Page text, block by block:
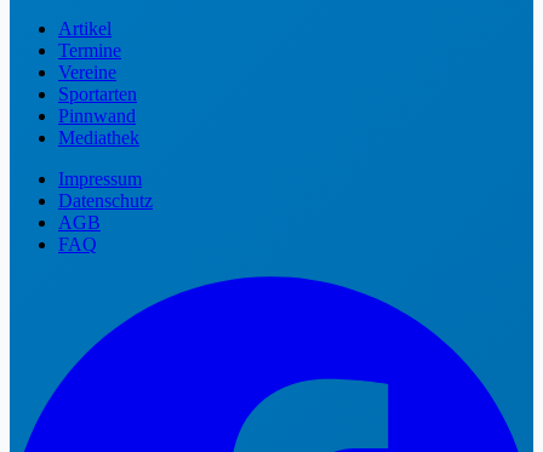
Artikel
Termine
Vereine
Sportarten
Pinnwand
Mediathek
Impressum
Datenschutz
AGB
FAQ